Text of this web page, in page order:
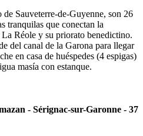
Sauveterre-de-Guyenne, son 26
tranquilas que conectan la
Réole y su priorato benedictino.
del canal de la Garona para llegar
en casa de huéspedes (4 espigas)
masía con estanque.
- Sérignac-sur-Garonne - 37